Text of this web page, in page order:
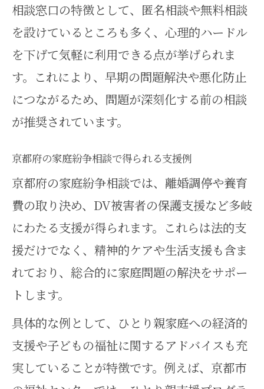
相談窓口の特徴として、匿名相談や無料相談
を設けているところも多く、心理的ハードル
を下げて気軽に利用できる点が挙げられま
す。これにより、早期の問題解決や悪化防止
につながるため、問題が深刻化する前の相談
が推奨されています。
京都府の家庭紛争相談で得られる支援例
京都府の家庭紛争相談では、離婚調停や養育
費の取り決め、DV被害者の保護支援など多岐
にわたる支援が得られます。これらは法的支
援だけでなく、精神的ケアや生活支援も含ま
れており、総合的に家庭問題の解決をサポー
トします。
具体的な例として、ひとり親家庭への経済的
支援や子どもの福祉に関するアドバイスも充
実していることが特徴です。例えば、京都市